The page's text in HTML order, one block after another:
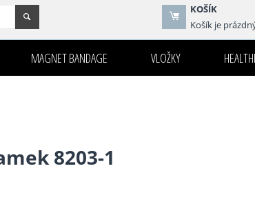
KOŠÍK
Košík je
MAGNET BANDAGE VLOŽKY
8203-1